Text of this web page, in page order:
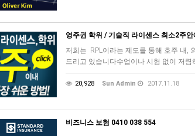
영주권 학위 / 기술직 라이센스 최소2주
저희는 RPL이라는 제도를 통해 호주 내,
드리고 있습니다수업이나 시험 없이 저
20,928 Sun Admin 2017.11.18
비즈니스 보험 0410 038 554